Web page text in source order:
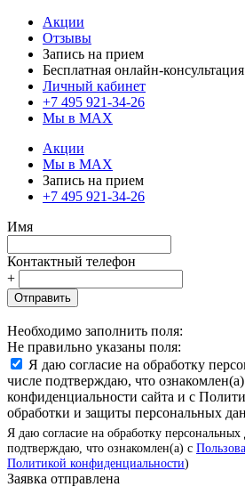
Акции
Отзывы
Запись на прием
Бесплатная онлайн-консультация
Личный кабинет
+7 495 921-34-26
Мы в MAX
Акции
Мы в MAX
Запись на прием
+7 495 921-34-26
Имя
Контактный телефон
+
Отправить
Необходимо заполнить поля:
Не правильно указаны поля:
Я даю согласие на обработку
числе подтверждаю, что
конфиденциальности сайта и с
обработки и защиты персональных
Я даю согласие на обработку
подтверждаю, что ознакомлен(а) с
Политикой конфиденциальности)
Заявка отправлена